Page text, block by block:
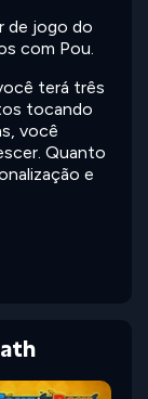
de jogo do
com Pou.
terá três
tocando
você
Quanto
e